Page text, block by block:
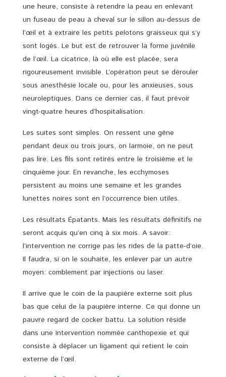
une heure, consiste à retendre la peau en enlevant
un fuseau de peau à cheval sur le sillon au-dessus de
l’œil et à extraire les petits pelotons graisseux qui s’y
sont logés. Le but est de retrouver la forme juvénile
de l’œil. La cicatrice, là où elle est placée, sera
rigoureusement invisible. L’opération peut se dérouler
sous anesthésie locale ou, pour les anxieuses, sous
neuroleptiques. Dans ce dernier cas, il faut prévoir
vingt-quatre heures d’hospitalisation.
Les suites sont simples. On ressent une gêne
pendant deux ou trois jours, on larmoie, on ne peut
pas lire. Les fils sont retirés entre le troisième et le
cinquième jour. En revanche, les ecchymoses
persistent au moins une semaine et les grandes
lunettes noires sont en l’occurrence bien utiles.
Les résultats Épatants. Mais les résultats définitifs ne
seront acquis qu’en cinq à six mois. A savoir:
l’intervention ne corrige pas les rides de la patte-d’oie.
Il faudra, si on le souhaite, les enlever par un autre
moyen: comblement par injections ou laser.
Il arrive que le coin de la paupière externe soit plus
bas que celui de la paupière interne. Ce qui donne un
pauvre regard de cocker battu. La solution réside
dans une intervention nommée canthopexie et qui
consiste à déplacer un ligament qui retient le coin
externe de l’œil.